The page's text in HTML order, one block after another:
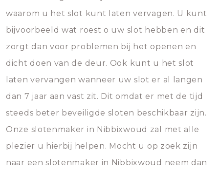
waarom u het slot kunt laten vervagen. U kunt
bijvoorbeeld wat roest o uw slot hebben en dit
zorgt dan voor problemen bij het openen en
dicht doen van de deur. Ook kunt u het slot
laten vervangen wanneer uw slot er al langen
dan 7 jaar aan vast zit. Dit omdat er met de tijd
steeds beter beveiligde sloten beschikbaar zijn.
Onze slotenmaker in Nibbixwoud zal met alle
plezier u hierbij helpen. Mocht u op zoek zijn
naar een slotenmaker in Nibbixwoud neem dan